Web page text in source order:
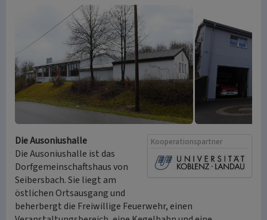
Kooperationspartner
Die Ausoniushalle
Die Ausoniushalle ist das
Dorfgemeinschaftshaus von
Seibersbach. Sie liegt am
östlichen Ortsausgang und
beherbergt die Freiwillige Feuerwehr, einen